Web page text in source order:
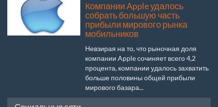
Компании Apple удалось
собрать большую часть
прибыли мирового рынка
мобильников
Невзирая на то, что рыночная доля
компании Apple сочиняет всего 4,2
процента, компании удалось захватить
больше половины общей прибыли
мирового базара...